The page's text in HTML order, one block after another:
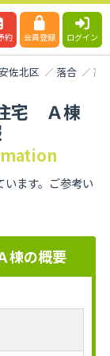
約 会員登録 ログイン
佐北区 落合 高
宅 Ａ棟
ます。ご参考い
棟の概要